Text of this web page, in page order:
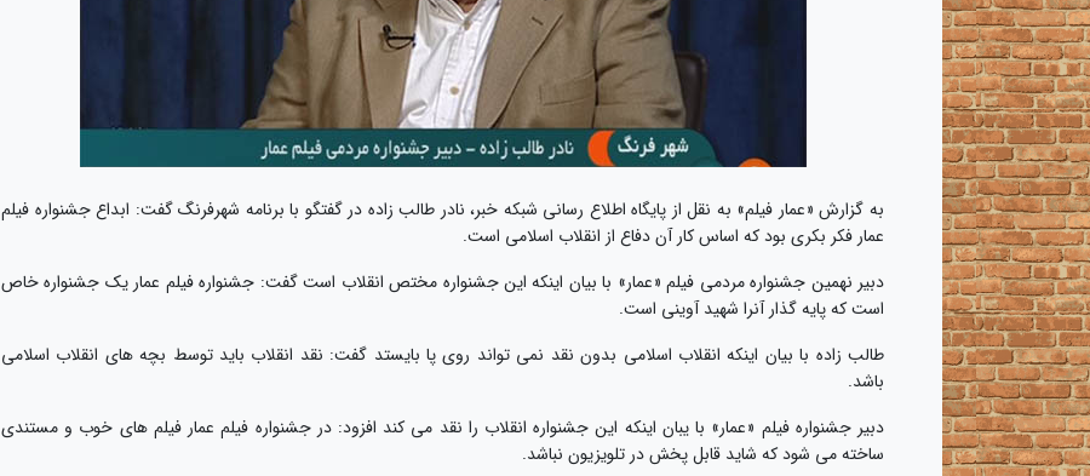
به گزارش «عمار فیلم» به نقل از پایگاه اطلاع رسانی شبکه خبر، نادر طالب زاده در گفتگو با برنامه شهرفرنگ گفت: ابداع جشنواره فیلم
عمار فکر بکری بود که اساس کار آن دفاع از انقلاب اسلامی است.
دبیر نهمین جشنواره مردمی فیلم «عمار» با بیان اینکه این جشنواره مختص انقلاب است گفت: جشنواره فیلم عمار یک جشنواره خاص
است که پایه گذار آنرا شهید آوینی است.
طالب زاده با بیان اینکه انقلاب اسلامی بدون نقد نمی تواند روی پا بایستد گفت: نقد انقلاب باید توسط بچه های انقلاب اسلامی
باشد.
دبیر جشنواره فیلم «عمار» با یبان اینکه این جشنواره انقلاب را نقد می کند افزود: در جشنواره فیلم عمار فیلم های خوب و مستندی
ساخته می شود که شاید قابل پخش در تلویزیون نباشد.